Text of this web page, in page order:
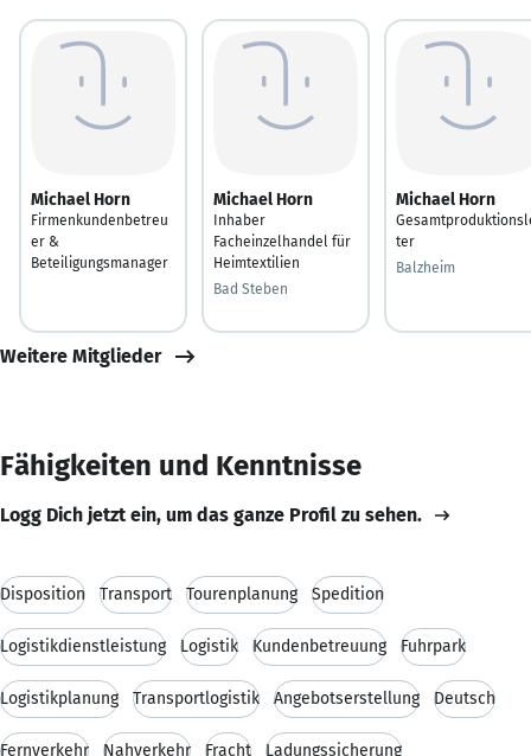
Michael Horn
Firmenkundenbetreu
er &
Beteiligungsmanager
Michael Horn
Inhaber
Facheinzelhandel für
Heimtextilien
Bad Steben
Michael Horn
ter
Balzheim
Weitere Mitglieder
Fähigkeiten und Kenntnisse
Logg Dich jetzt ein, um das ganze Profil zu sehen.
Disposition Transport Tourenplanung Spedition
Logistikdienstleistung Logistik Kundenbetreuung Fuhrpark
Logistikplanung Transportlogistik Angebotserstellung Deutsch
Fernverkehr Nahverkehr Fracht Ladungssicherung